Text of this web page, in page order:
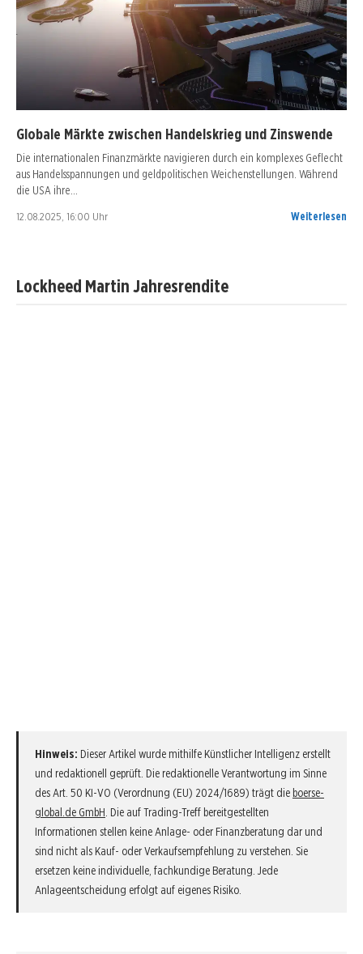
Globale Märkte zwischen Handelskrieg und Zinswende
Die internationalen Finanzmärkte navigieren durch ein komplexes Geflecht
aus Handelsspannungen und geldpolitischen Weichenstellungen. Während
die USA ihre…
12.08.2025, 16:00 Uhr Weiterlesen
Lockheed Martin Jahresrendite
Hinweis: Dieser Artikel wurde mithilfe Künstlicher Intelligenz erstellt
und redaktionell geprüft. Die redaktionelle Verantwortung im Sinne
des Art. 50 KI-VO (Verordnung (EU) 2024/1689) trägt die boerse-
global.de GmbH . Die auf Trading-Treff bereitgestellten
Informationen stellen keine Anlage- oder Finanzberatung dar und
sind nicht als Kauf- oder Verkaufsempfehlung zu verstehen. Sie
ersetzen keine individuelle, fachkundige Beratung. Jede
Anlageentscheidung erfolgt auf eigenes Risiko.